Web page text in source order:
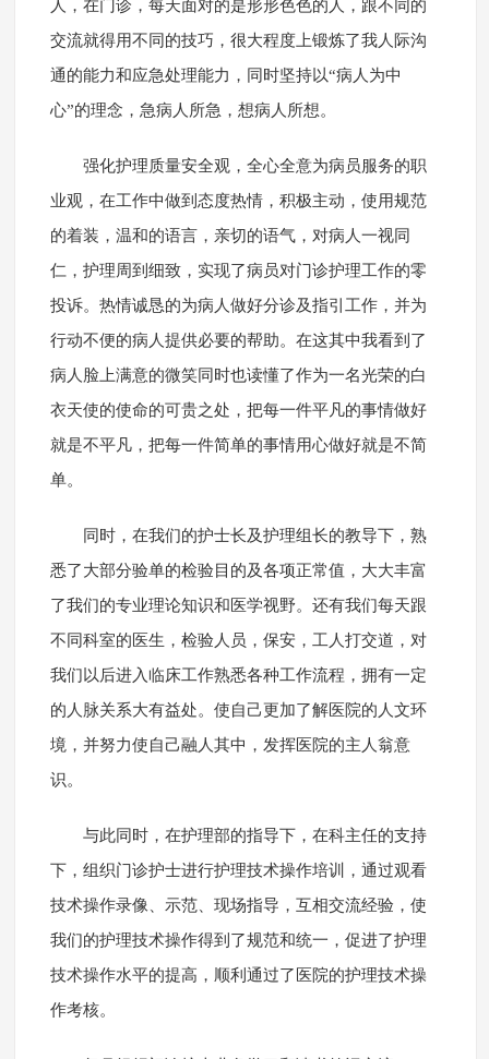
人，在门诊，每天面对的是形形色色的人，跟不同的
交流就得用不同的技巧，很大程度上锻炼了我人际沟
通的能力和应急处理能力，同时坚持以“病人为中
心”的理念，急病人所急，想病人所想。
强化护理质量安全观，全心全意为病员服务的职
业观，在工作中做到态度热情，积极主动，使用规范
的着装，温和的语言，亲切的语气，对病人一视同
仁，护理周到细致，实现了病员对门诊护理工作的零
投诉。热情诚恳的为病人做好分诊及指引工作，并为
行动不便的病人提供必要的帮助。在这其中我看到了
病人脸上满意的微笑同时也读懂了作为一名光荣的白
衣天使的使命的可贵之处，把每一件平凡的事情做好
就是不平凡，把每一件简单的事情用心做好就是不简
单。
同时，在我们的护士长及护理组长的教导下，熟
悉了大部分验单的检验目的及各项正常值，大大丰富
了我们的专业理论知识和医学视野。还有我们每天跟
不同科室的医生，检验人员，保安，工人打交道，对
我们以后进入临床工作熟悉各种工作流程，拥有一定
的人脉关系大有益处。使自己更加了解医院的人文环
境，并努力使自己融人其中，发挥医院的主人翁意
识。
与此同时，在护理部的指导下，在科主任的支持
下，组织门诊护士进行护理技术操作培训，通过观看
技术操作录像、示范、现场指导，互相交流经验，使
我们的护理技术操作得到了规范和统一，促进了护理
技术操作水平的提高，顺利通过了医院的护理技术操
作考核。